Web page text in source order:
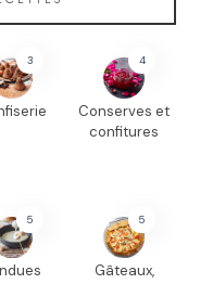
3 4
Conserves et
confitures
5 5
Gâteaux,